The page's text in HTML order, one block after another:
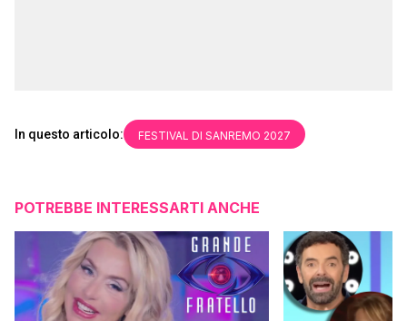
In questo articolo: FESTIVAL DI SANREMO 2027
POTREBBE INTERESSARTI ANCHE